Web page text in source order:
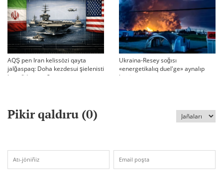
AQŞ pen Iran kelissözi qayta
jalğaspaq: Doha kezdesui şielenisti
bäseñdete me?
Ukraina-Resey soğısı
«energetikalıq duel'ge» aynalıp
ketti
Pikir qaldıru (0)